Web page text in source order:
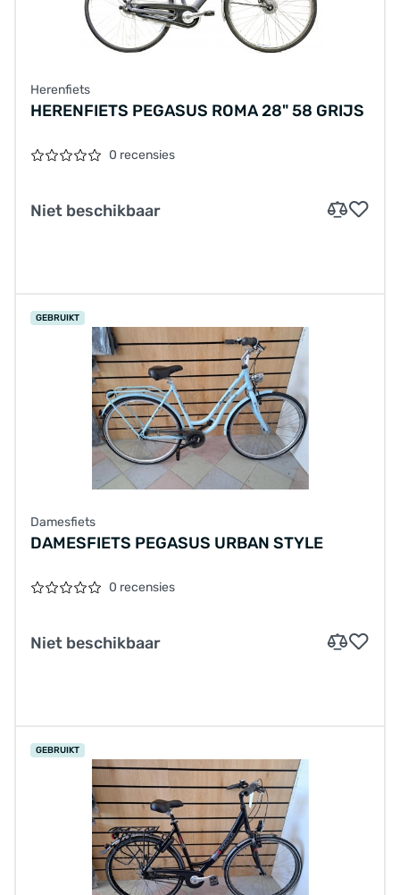
Herenfiets
HERENFIETS PEGASUS ROMA 28" 58 GRIJS
0 recensies
Niet beschikbaar
GEBRUIKT
Damesfiets
DAMESFIETS PEGASUS URBAN STYLE
0 recensies
Niet beschikbaar
GEBRUIKT